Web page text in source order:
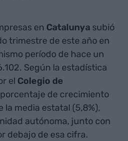
en Catalunya subió
trimestre de este año en
período de hace un
Según la estadística
el Colegio de
de crecimiento
la media estatal (5,8%),
autónoma, junto con
debajo de esa cifra.